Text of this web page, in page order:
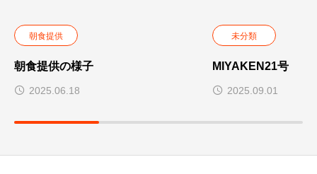
朝食提供
朝食提供の様子
2025.06.18
未分類
MIYAKEN21号
2025.09.01